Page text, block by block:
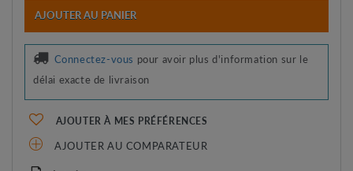
AJOUTER AU PANIER
Connectez-vous pour avoir plus d'information sur le
délai exacte de livraison
AJOUTER À MES PRÉFÉRENCES
AJOUTER AU COMPARATEUR